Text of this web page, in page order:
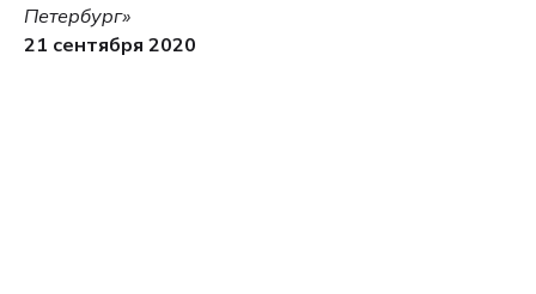
Петербург»
21 сентября 2020